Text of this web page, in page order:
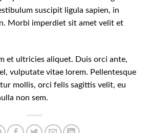
suscipit ligula sapien, in
Morbi imperdiet sit amet velit et
et ultricies aliquet. Duis orci ante,
vulputate vitae lorem. Pellentesque
mollis, orci felis sagittis velit, eu
non sem.